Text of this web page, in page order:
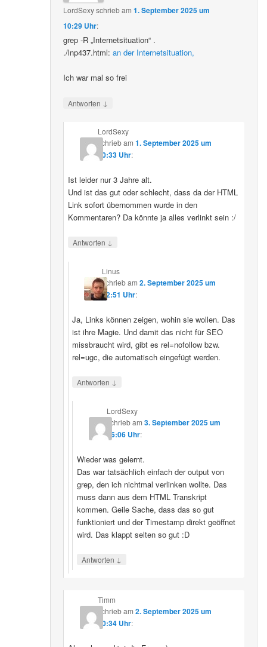
LordSexyschriebam1. September 2025 um
10:29 Uhr:
grep -R „Internetsituation“ .
./lnp437.html:an der Internetsituation,
Ich war mal so frei
Antworten ↓
LordSexy
schriebam 1. September 2025 um
10:33 Uhr:
Ist leider nur 3 Jahre alt.
Und ist das gut oder schlecht, dass da der HTML
Link sofort übernommen wurde in den
Kommentaren? Da könnte ja alles verlinkt sein :/
Antworten ↓
Linus
schriebam2. September 2025 um
12:51 Uhr:
Ja, Links können zeigen, wohin sie wollen. Das
ist ihre Magie. Und damit das nicht für SEO
missbraucht wird, gibt es rel=nofollow bzw.
rel=ugc, die automatisch eingefügt werden.
Antworten ↓
LordSexy
schriebam 3. September 2025 um
16:06 Uhr:
Wieder was gelernt.
Das war tatsächlich einfach der output von
grep, den ich nichtmal verlinken wollte. Das
muss dann aus dem HTML Transkript
kommen. Geile Sache, dass das so gut
funktioniert und der Timestamp direkt geöffnet
wird. Das klappt selten so gut :D
Antworten ↓
Timm
schriebam 2. September 2025 um
10:34 Uhr: